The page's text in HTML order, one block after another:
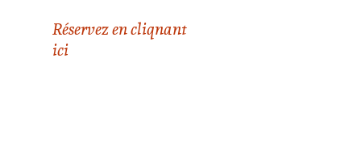
Réservez en cliqnant
ici